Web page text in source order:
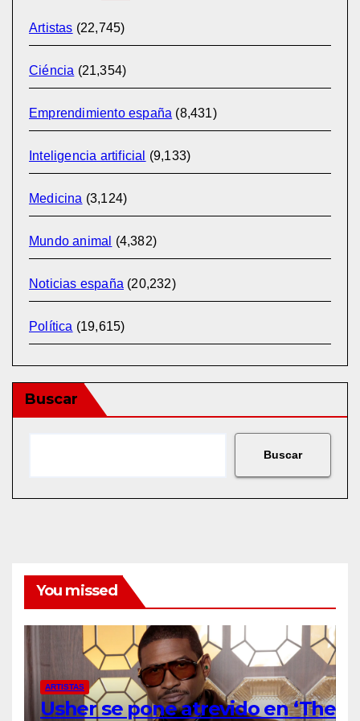
Artistas (22,745)
Ciéncia (21,354)
Emprendimiento españa (8,431)
Inteligencia artificial (9,133)
Medicina (3,124)
Mundo animal (4,382)
Noticias españa (20,232)
Política (19,615)
Buscar
Buscar
You missed
ARTISTAS
Usher se pone atrevido en ‘The